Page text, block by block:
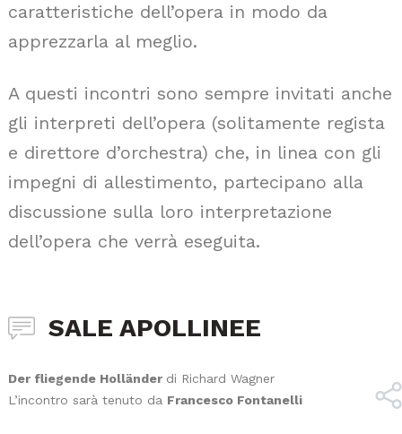
caratteristiche dell’opera in modo da
apprezzarla al meglio.
A questi incontri sono sempre invitati anche
gli interpreti dell’opera (solitamente regista
e direttore d’orchestra) che, in linea con gli
impegni di allestimento, partecipano alla
discussione sulla loro interpretazione
dell’opera che verrà eseguita.
SALE APOLLINEE
Der fliegende Holländer di Richard Wagner
L’incontro sarà tenuto da Francesco Fontanelli